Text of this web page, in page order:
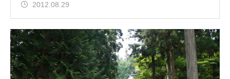
2012.08.29